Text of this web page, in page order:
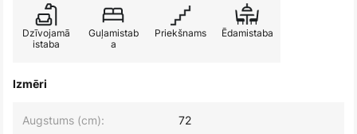
Dzīvojamā
istaba
Guļamistab
a
Priekšnams Ēdamistaba
Izmēri
Augstums (cm): 72